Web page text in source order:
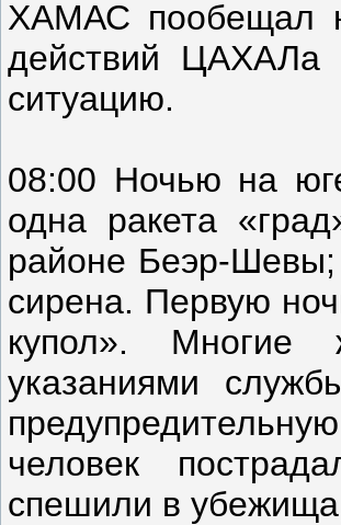
ХАМАС пообещал
действий ЦАХАЛа
ситуацию.
08:00 Ночью на
одна ракета
районе Беэр-
сирена. Первую
купол». Многие
указаниями
человек
спешили в